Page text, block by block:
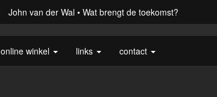
John van der Wal Wat brengt de toekomst?
online winkel links contact